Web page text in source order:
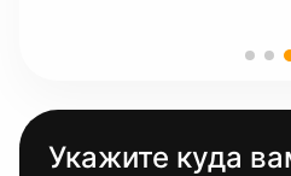
Укажите куда